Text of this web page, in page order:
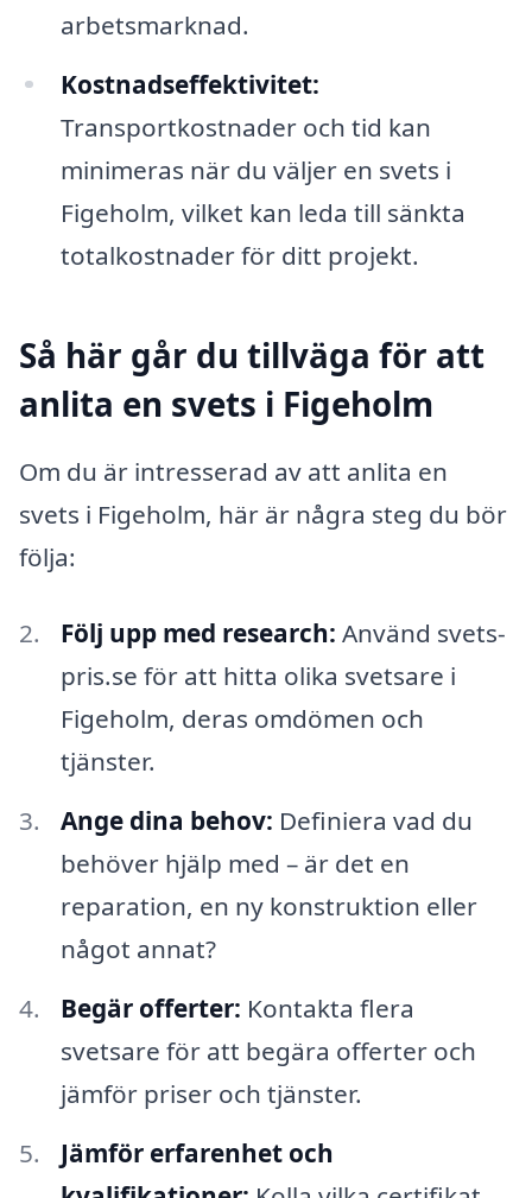
arbetsmarknad.
Kostnadseffektivitet:
Transportkostnader och tid kan
minimeras när du väljer en svets i
Figeholm, vilket kan leda till sänkta
totalkostnader för ditt projekt.
Så här går du tillväga för att
anlita en svets i Figeholm
Om du är intresserad av att anlita en
svets i Figeholm, här är några steg du bör
följa:
Följ upp med research: Använd svets-
pris.se för att hitta olika svetsare i
Figeholm, deras omdömen och
tjänster.
Ange dina behov: Definiera vad du
behöver hjälp med – är det en
reparation, en ny konstruktion eller
något annat?
Begär offerter: Kontakta flera
svetsare för att begära offerter och
jämför priser och tjänster.
Jämför erfarenhet och